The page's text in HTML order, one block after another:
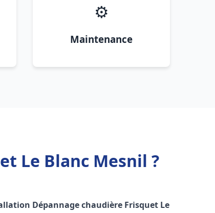
⚙️
Maintenance
Le Blanc Mesnil ?
Dépannage chaudière Frisquet Le